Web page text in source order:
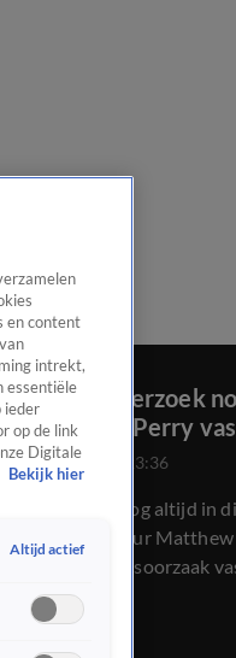
Meer onderzoek
Matthew Perry
30 okt 2023, 23:36
Amerika is nog altijd in
Friends-acteur
om zijn doodsoorzaak
en content
intrekt,
essentiële
ieder
op de link
Digitale
Bekijk hier
Altijd actief